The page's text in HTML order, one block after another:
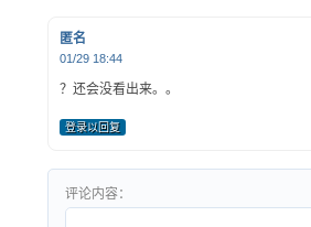
匿名
01/29 18:44
？还会没看出来。。
登录以回复
评论内容：